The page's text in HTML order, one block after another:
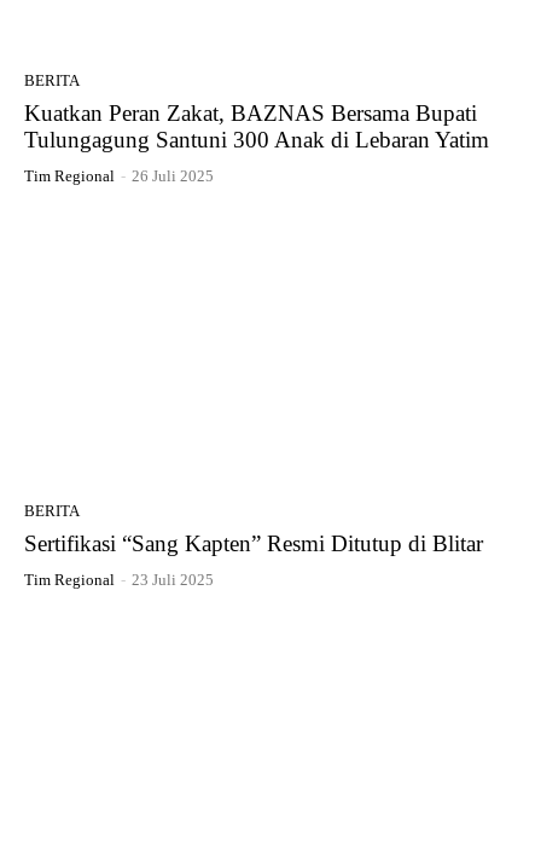
BERITA
Kuatkan Peran Zakat, BAZNAS Bersama Bupati
Tulungagung Santuni 300 Anak di Lebaran Yatim
Tim Regional - 26 Juli 2025
BERITA
Sertifikasi “Sang Kapten” Resmi Ditutup di Blitar
Tim Regional - 23 Juli 2025